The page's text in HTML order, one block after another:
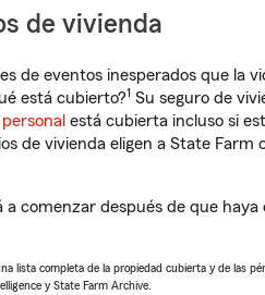
de vivienda
de eventos inesperados que la
está cubierto?1 Su seguro de
está cubierta incluso si
de vivienda eligen a State
a comenzar después de que
lista completa de la propiedad cubierta y de las
y State Farm Archive.